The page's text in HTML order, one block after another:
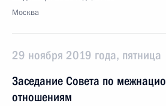
Москва
29 ноября 2019 года, пятница
Заседание Совета по
отношениям